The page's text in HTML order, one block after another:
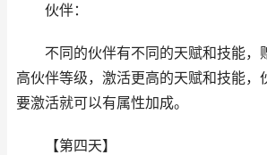
伙伴：
不同的伙伴有不同的天赋和技能，
高伙伴等级，激活更高的天赋和技能，
要激活就可以有属性加成。
【第四天】